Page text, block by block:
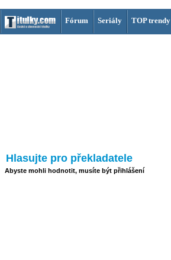
Fórum Seriály TOP trendy
Hlasujte pro překladatele
Abyste mohli hodnotit, musíte být přihlášení